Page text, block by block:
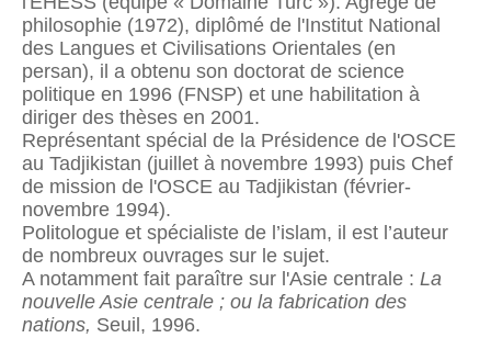
philosophie (1972), diplômé de l'Institut National
des Langues et Civilisations Orientales (en
persan), il a obtenu son doctorat de science
politique en 1996 (FNSP) et une habilitation à
diriger des thèses en 2001.
Représentant spécial de la Présidence de l'OSCE
au Tadjikistan (juillet à novembre 1993) puis Chef
de mission de l'OSCE au Tadjikistan (février-
novembre 1994).
Politologue et spécialiste de l’islam, il est l’auteur
de nombreux ouvrages sur le sujet.
A notamment fait paraître sur l'Asie centrale : La
nouvelle Asie centrale ; ou la fabrication des
nations, Seuil, 1996.